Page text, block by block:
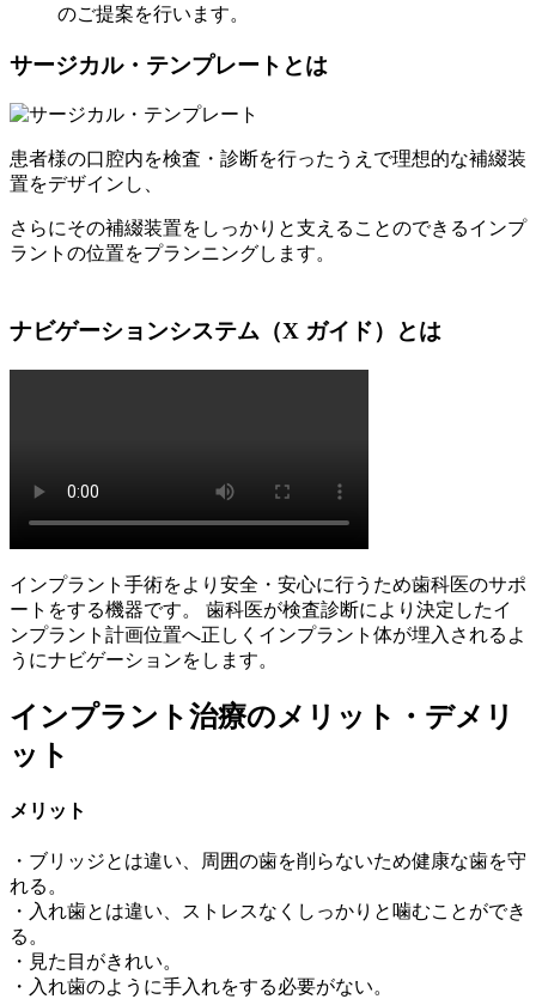
のご提案を行います。
サージカル・テンプレートとは
患者様の口腔内を検査・診断を行ったうえで理想的な補綴装
置をデザインし、
さらにその補綴装置をしっかりと支えることのできるインプ
ラントの位置をプランニングします。
ナビゲーションシステム（X ガイド）とは
インプラント手術をより安全・安心に行うため歯科医のサポ
ートをする機器です。 歯科医が検査診断により決定したイ
ンプラント計画位置へ正しくインプラント体が埋入されるよ
うにナビゲーションをします。
インプラント治療のメリット・デメリ
ット
メリット
・ブリッジとは違い、周囲の歯を削らないため健康な歯を守
れる。
・入れ歯とは違い、ストレスなくしっかりと噛むことができ
る。
・見た目がきれい。
・入れ歯のように手入れをする必要がない。